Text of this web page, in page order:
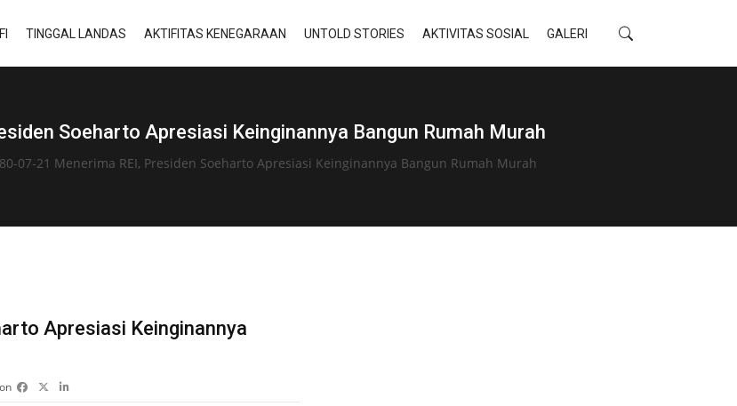
TINGGAL LANDAS AKTIFITAS KENEGARAAN UNTOLD STORIES AKTIVITAS SOSIAL GALERI
Soeharto Apresiasi Keinginannya Bangun Rumah Murah
07-21 Menerima REI, Presiden Soeharto Apresiasi Keinginannya Bangun Rumah Murah
Apresiasi Keinginannya